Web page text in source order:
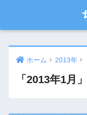
ホーム 2013年
「2013年1月